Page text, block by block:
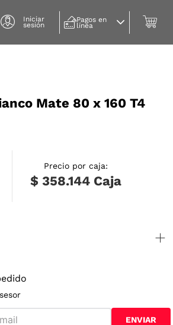
Iniciar
sesión
Pagos en
línea
Mate 80 x 160 T4
Precio por caja:
$ 358.144Caja
ENVIAR